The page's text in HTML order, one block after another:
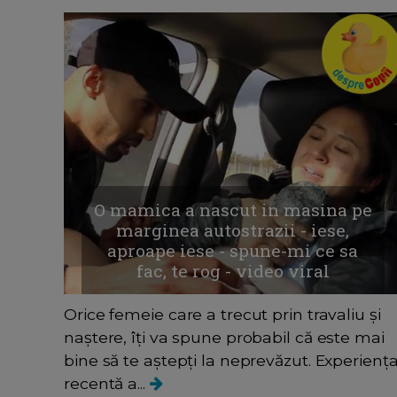
O mamica a nascut in masina pe
marginea autostrazii - iese,
aproape iese - spune-mi ce sa
fac, te rog - video viral
Orice femeie care a trecut prin travaliu și
naștere, îți va spune probabil că este mai
bine să te aștepți la neprevăzut.
recentă a...